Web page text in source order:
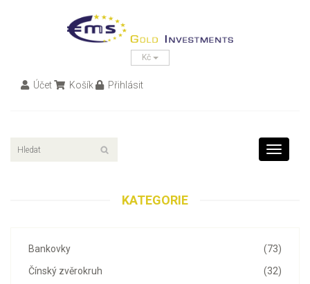
Kč
Účet Košík Přihlásit
Toggle
KATEGORIE
(73)
Bankovky
(32)
Čínský zvěrokruh